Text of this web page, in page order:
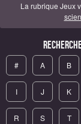
La rubrique Jeux
# A B
I J K
R S T